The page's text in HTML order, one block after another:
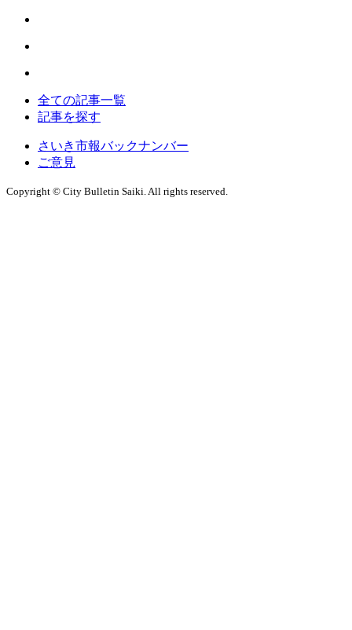
全ての記事一覧
記事を探す
さいき市報バックナンバー
ご意見
Copyright © City Bulletin Saiki. All rights reserved.